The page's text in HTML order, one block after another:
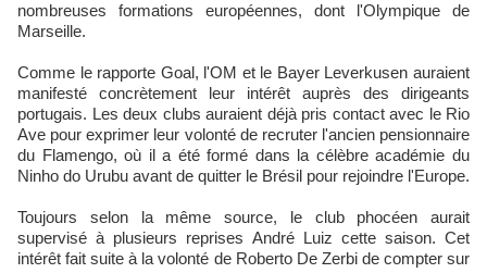
nombreuses formations européennes, dont l'Olympique de
Marseille.
Comme le rapporte Goal, l'OM et le Bayer Leverkusen auraient
manifesté concrètement leur intérêt auprès des dirigeants
portugais. Les deux clubs auraient déjà pris contact avec le Rio
Ave pour exprimer leur volonté de recruter l'ancien pensionnaire
du Flamengo, où il a été formé dans la célèbre académie du
Ninho do Urubu avant de quitter le Brésil pour rejoindre l'Europe.
Toujours selon la même source, le club phocéen aurait
supervisé à plusieurs reprises André Luiz cette saison. Cet
intérêt fait suite à la volonté de Roberto De Zerbi de compter sur